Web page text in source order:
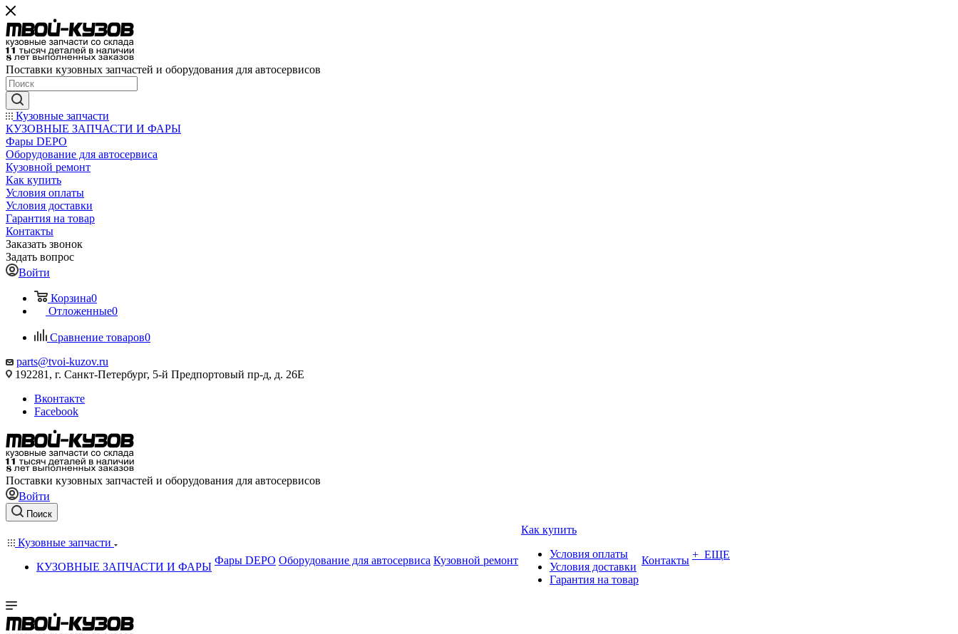
Поставки кузовных запчастей и оборудования для автосервисов
Кузовные запчасти
КУЗОВНЫЕ ЗАПЧАСТИ И ФАРЫ
Фары DEPO
Оборудование для автосервиса
Кузовной ремонт
Как купить
Условия оплаты
Условия доставки
Гарантия на товар
Контакты
Заказать звонок
Задать вопрос
Войти
Корзина0
Отложенные0
Сравнение товаров0
parts@tvoi-kuzov.ru
192281, г. Санкт-Петербург, 5-й Предпортовый пр-д, д. 26Е
Вконтакте
Facebook
Поставки кузовных запчастей и оборудования для автосервисов
Войти
Поиск
Кузовные запчасти
КУЗОВНЫЕ ЗАПЧАСТИ И ФАРЫ
Фары DEPO Оборудование для автосервиса Кузовной ремонт
Как купить
Условия оплаты
Условия доставки
Гарантия на товар
Контакты + ЕЩЕ